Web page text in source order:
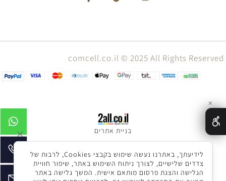
comcell.co.il © 2025 All Rights Reserved
בניית אתרים
✕
לידיעתך, באתרנו נעשה שימוש בקבצי Cookies, לרבות של
צדדים שלישיים, לצורך ניתוח השימוש באתר, שיפור חוויית
הגלישה והצגת פרסום מותאם אישית. המשך גלישה באתר